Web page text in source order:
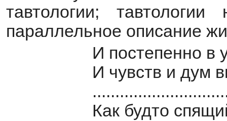
тавтологии;
параллельное описание
И постепенно в
И чувств и дум
Как будто